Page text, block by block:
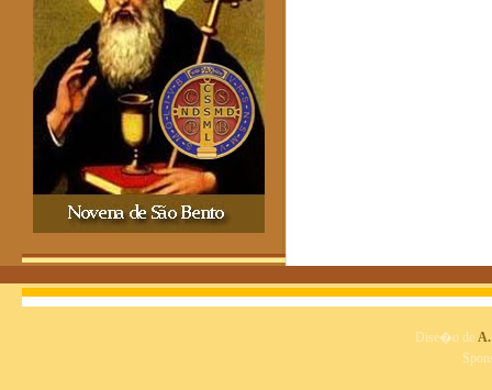
Dise�o de